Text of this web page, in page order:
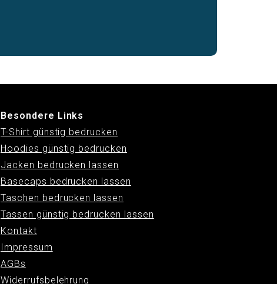
Besondere Links
T-Shirt günstig bedrucken
Hoodies günstig bedrucken
Jacken bedrucken lassen
Basecaps bedrucken lassen
Taschen bedrucken lassen
Tassen günstig bedrucken lassen
Kontakt
Impressum
AGBs
Widerrufsbelehrung